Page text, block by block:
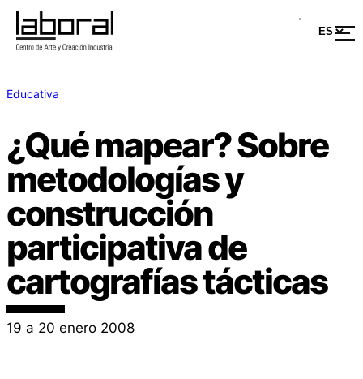
Educativa
¿Qué mapear? Sobre
metodologías y
construcción
participativa de
cartografías tácticas
19 a 20 enero 2008